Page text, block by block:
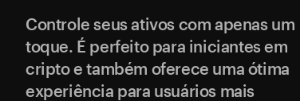
Controle seus ativos com apenas um
toque. É perfeito para iniciantes em
cripto e também oferece uma ótima
experiência para usuários mais